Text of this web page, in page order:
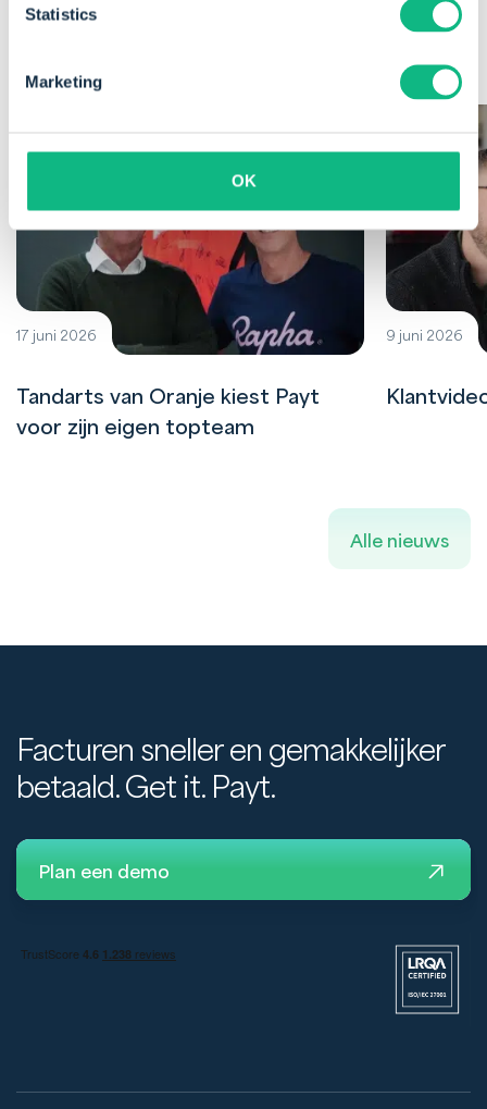
Statistics
Marketing
OK
17 juni 2026
Tandarts van Oranje kiest Payt
voor zijn eigen topteam
9 juni 2026
Alle nieuws
Facturen sneller en gemakkelijker
betaald. Get it. Payt.
Plan een demo